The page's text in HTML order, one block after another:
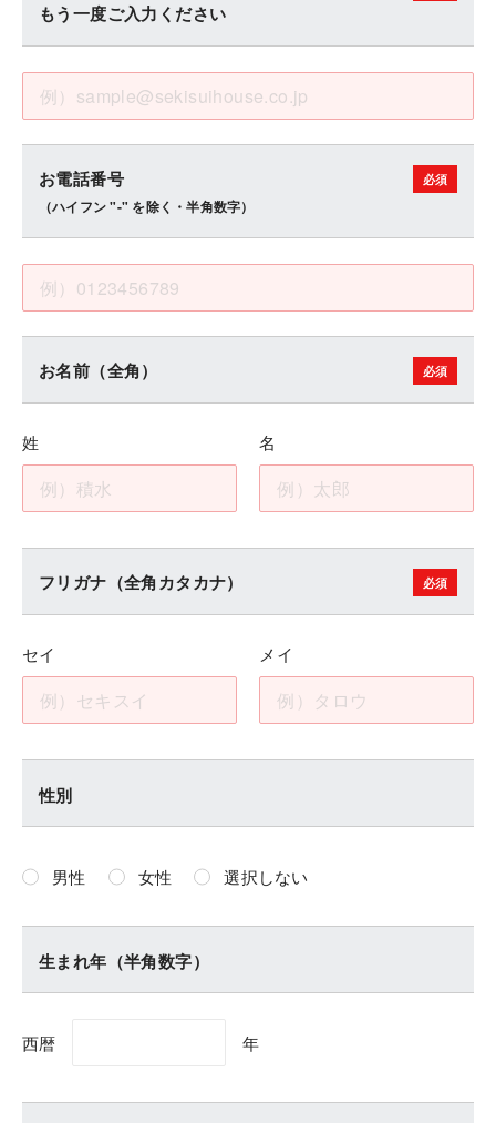
もう一度ご入力ください
お電話番号
（ハイフン "-" を除く・半角数字）
お名前（全角）
姓 名
フリガナ（全角カタカナ）
セイ メイ
性別
男性 女性 選択しない
生まれ年（半角数字）
西暦 年